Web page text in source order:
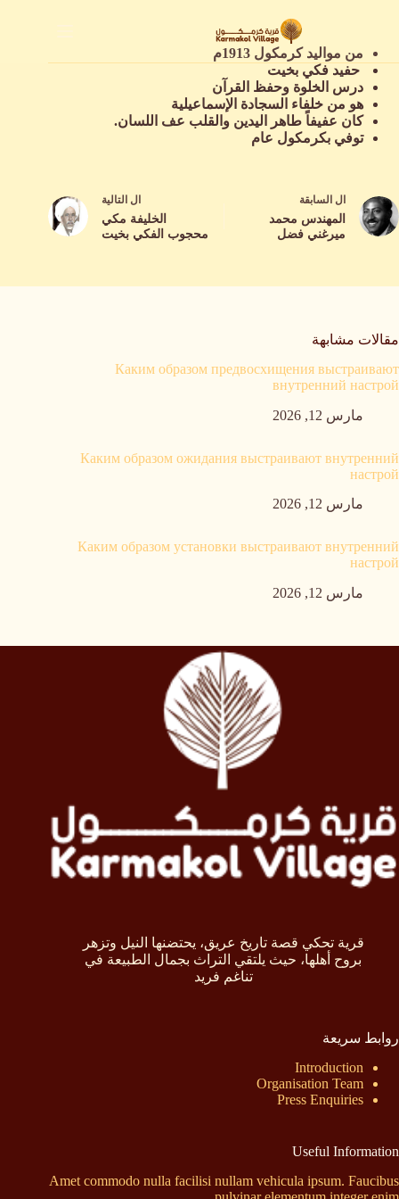
من مواليد كرمكول 1913م
حفيد فكي بخيت
درس الخلوة وحفظ القرآن
هو من خلفاء السجادة الإسماعيلية
كان عفيفاً طاهر اليدين والقلب عف اللسان.
توفي بكرمكول عام
ال السابقة
المهندس محمد
ميرغني فضل
ال التالية
الخليفة مكي
محجوب الفكي بخيت
مقالات مشابهة
Каким образом предвосхищения выстраивают
внутренний настрой
مارس 12, 2026
Каким образом ожидания выстраивают внутренний
настрой
مارس 12, 2026
Каким образом установки выстраивают внутренний
настрой
مارس 12, 2026
قرية تحكي قصة تاريخ عريق، يحتضنها النيل وتزهر
بروح أهلها، حيث يلتقي التراث بجمال الطبيعة في
تناغم فريد
روابط سريعة
Introduction
Organisation Team
Press Enquiries
Useful Information
Amet commodo nulla facilisi nullam vehicula ipsum. Faucibus